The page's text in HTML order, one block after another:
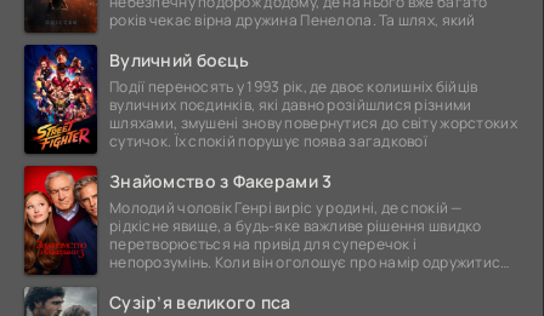
років чекає вірна дружина Пенелопа. Та шлях, який
Вуличний боєць
Події переносять у 1993 рік, де двоє колишніх бійців
вуличних поєдинків, які давно розійшлися різними
шляхами, змушені знову повернутися до світу жорстоких
сутичок. Їх спокій порушує поява загадкової
Знайомство з Факерами 3
Молодий чоловік Генрі виріс у родині, де спокій —
рідкісне явище, а будь-яке важливе рішення швидко
перетворюється на привід для суперечок і
непорозумінь. Коли він оголошує про намір одружитися,
Сузір’я великого пса